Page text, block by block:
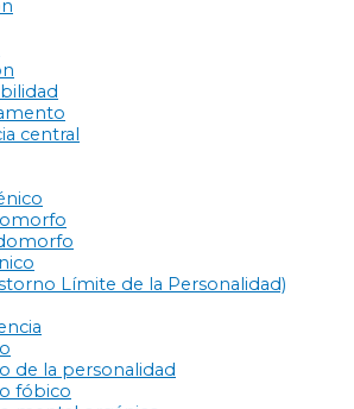
central
Límite de la Personalidad)
de la personalidad
fóbico